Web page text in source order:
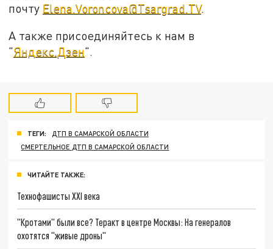
почту Elena.Voroncova@Tsargrad.TV.
А также присоединяйтесь к нам в
"Яндекс.Дзен".
ТЕГИ:
ДТП В САМАРСКОЙ ОБЛАСТИ
СМЕРТЕЛЬНОЕ ДТП В САМАРСКОЙ ОБЛАСТИ
ЧИТАЙТЕ ТАКЖЕ:
Технофашисты XXI века
"Кротами" были все? Теракт в центре Москвы: На генералов
охотятся "живые дроны"